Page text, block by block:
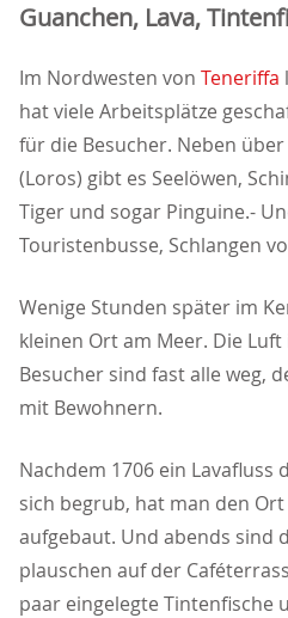
Guanchen, Lava,
Im Nordwesten von Teneriffa
hat viele Arbeitsplätze
für die Besucher. Neben
(Loros) gibt es Seelöwen,
Tiger und sogar Pinguine.-
Touristenbusse, Schlangen
Wenige Stunden später im
kleinen Ort am Meer. Die
Besucher sind fast alle weg,
mit Bewohnern.
Nachdem 1706 ein Lavafluss
sich begrub, hat man den
aufgebaut. Und abends sind
plauschen auf der
paar eingelegte Tintenfische